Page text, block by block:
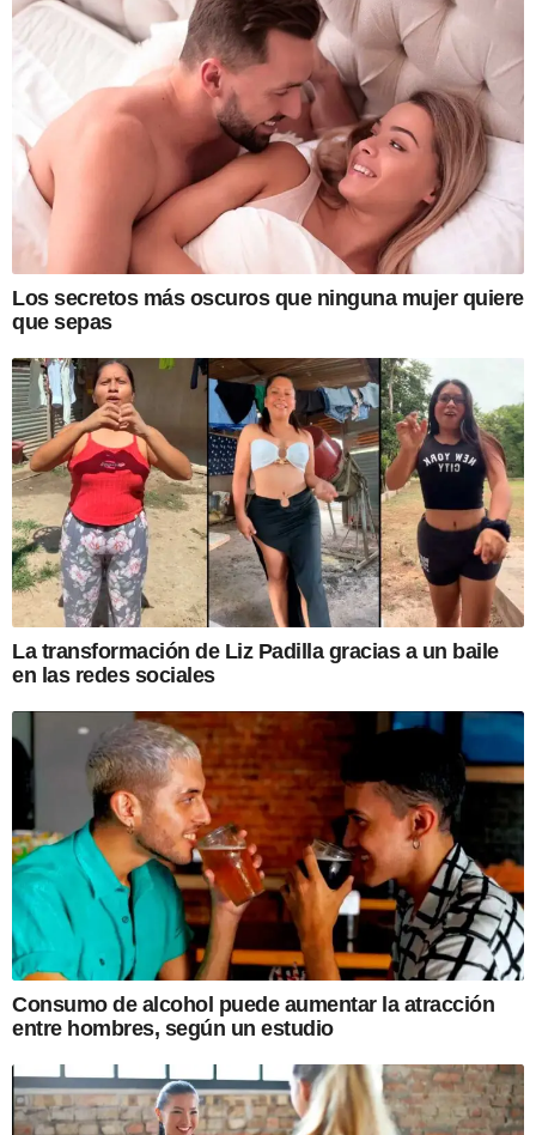
Los secretos más oscuros que ninguna mujer quiere
que sepas
La transformación de Liz Padilla gracias a un baile
en las redes sociales
Consumo de alcohol puede aumentar la atracción
entre hombres, según un estudio